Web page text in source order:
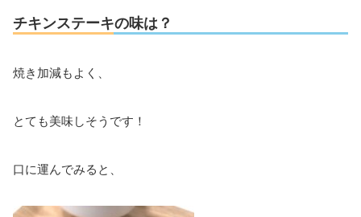
チキンステーキの味は？
焼き加減もよく、
とても美味しそうです！
口に運んでみると、